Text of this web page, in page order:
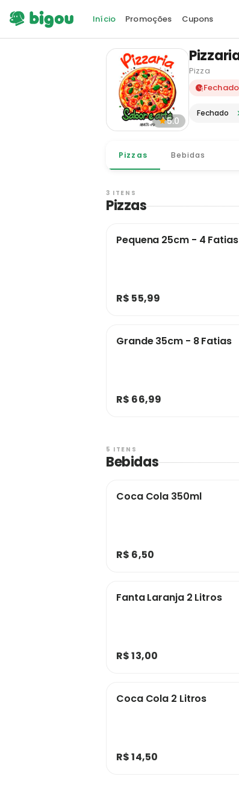
Início Promoções Cupons
5.0
Pizza
Fechado
Fechado
Pizzas Bebidas
3 ITENS
Pizzas
Pequena 25cm - 4 Fatias
R$ 55,99
Grande 35cm - 8 Fatias
R$ 66,99
5 ITENS
Bebidas
Coca Cola 350ml
R$ 6,50
Fanta Laranja 2 Litros
R$ 13,00
Coca Cola 2 Litros
R$ 14,50